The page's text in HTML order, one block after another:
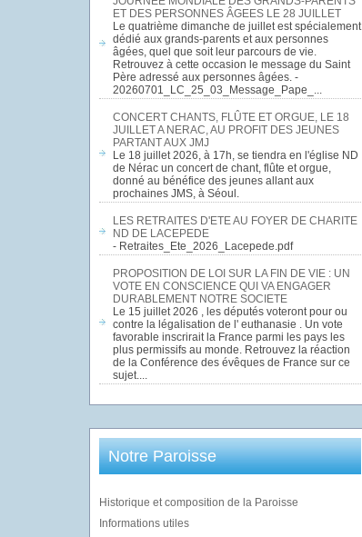
ET DES PERSONNES ÂGEES LE 28 JUILLET
Le quatrième dimanche de juillet est spécialement
dédié aux grands-parents et aux personnes
âgées, quel que soit leur parcours de vie.
Retrouvez à cette occasion le message du Saint
Père adressé aux personnes âgées. -
20260701_LC_25_03_Message_Pape_...
CONCERT CHANTS, FLÛTE ET ORGUE, LE 18
JUILLET A NERAC, AU PROFIT DES JEUNES
PARTANT AUX JMJ
Le 18 juillet 2026, à 17h, se tiendra en l'église ND
de Nérac un concert de chant, flûte et orgue,
donné au bénéfice des jeunes allant aux
prochaines JMS, à Séoul.
LES RETRAITES D'ETE AU FOYER DE CHARITE
ND DE LACEPEDE
- Retraites_Ete_2026_Lacepede.pdf
PROPOSITION DE LOI SUR LA FIN DE VIE : UN
VOTE EN CONSCIENCE QUI VA ENGAGER
DURABLEMENT NOTRE SOCIETE
Le 15 juillet 2026 , les députés voteront pour ou
contre la légalisation de l' euthanasie . Un vote
favorable inscrirait la France parmi les pays les
plus permissifs au monde. Retrouvez la réaction
de la Conférence des évêques de France sur ce
sujet....
Notre Paroisse
Historique et composition de la Paroisse
Informations utiles